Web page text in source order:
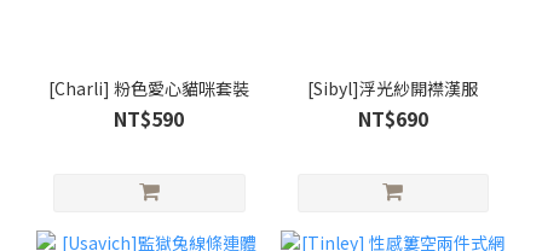
[Charli] 粉色愛心貓咪套裝
NT$590
[Sibyl]浮光紗開襟漢服
NT$690